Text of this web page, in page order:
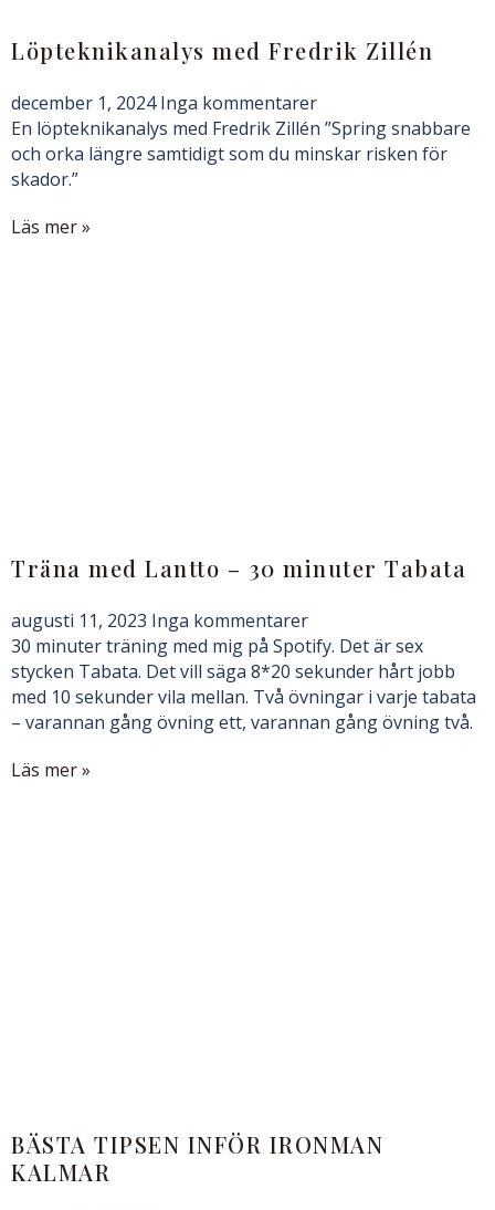
Löpteknikanalys med Fredrik Zillén
december 1, 2024Inga kommentarer
En löpteknikanalys med Fredrik Zillén ”Spring snabbare
och orka längre samtidigt som du minskar risken för
skador.”
Läs mer »
Träna med Lantto – 30 minuter Tabata
augusti 11, 2023 Inga kommentarer
30 minuter träning med mig på Spotify. Det är sex
stycken Tabata. Det vill säga 8*20 sekunder hårt jobb
med 10 sekunder vila mellan. Två övningar i varje tabata
– varannan gång övning ett, varannan gång övning två.
Läs mer »
BÄSTA TIPSEN INFÖR IRONMAN
KALMAR